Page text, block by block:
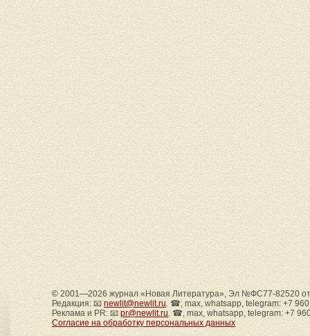
© 2001—2026 журнал «Новая Литература», Эл №ФС77-82520
Редакция: 📧 newlit@newlit.ru. ☎, max, whatsapp, telegram: +7
Реклама и PR: 📧 pr@newlit.ru. ☎, max, whatsapp, telegram: +7
Согласие на обработку персональных данных